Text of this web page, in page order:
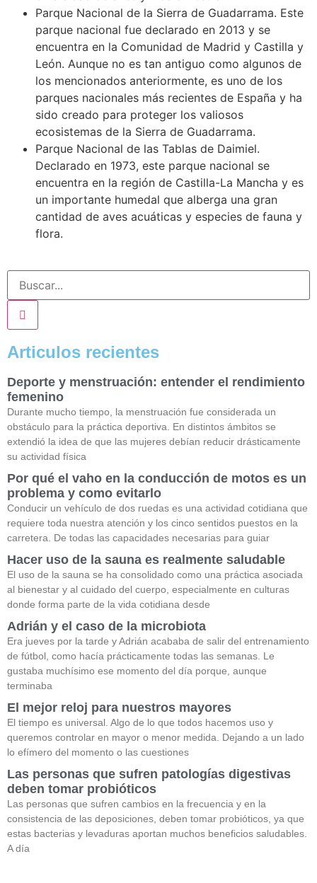
Parque Nacional de la Sierra de Guadarrama. Este
parque nacional fue declarado en 2013 y se
encuentra en la Comunidad de Madrid y Castilla y
León. Aunque no es tan antiguo como algunos de
los mencionados anteriormente, es uno de los
parques nacionales más recientes de España y ha
sido creado para proteger los valiosos
ecosistemas de la Sierra de Guadarrama.
Parque Nacional de las Tablas de Daimiel.
Declarado en 1973, este parque nacional se
encuentra en la región de Castilla-La Mancha y es
un importante humedal que alberga una gran
cantidad de aves acuáticas y especies de fauna y
flora.
Articulos recientes
Deporte y menstruación: entender el rendimiento
femenino
Durante mucho tiempo, la menstruación fue considerada un
obstáculo para la práctica deportiva. En distintos ámbitos se
extendió la idea de que las mujeres debían reducir drásticamente
su actividad física
Por qué el vaho en la conducción de motos es un
problema y como evitarlo
Conducir un vehículo de dos ruedas es una actividad cotidiana que
requiere toda nuestra atención y los cinco sentidos puestos en la
carretera. De todas las capacidades necesarias para guiar
Hacer uso de la sauna es realmente saludable
El uso de la sauna se ha consolidado como una práctica asociada
al bienestar y al cuidado del cuerpo, especialmente en culturas
donde forma parte de la vida cotidiana desde
Adrián y el caso de la microbiota
Era jueves por la tarde y Adrián acababa de salir del entrenamiento
de fútbol, como hacía prácticamente todas las semanas. Le
gustaba muchísimo ese momento del día porque, aunque
terminaba
El mejor reloj para nuestros mayores
El tiempo es universal. Algo de lo que todos hacemos uso y
queremos controlar en mayor o menor medida. Dejando a un lado
lo efímero del momento o las cuestiones
Las personas que sufren patologías digestivas
deben tomar probióticos
Las personas que sufren cambios en la frecuencia y en la
consistencia de las deposiciones, deben tomar probióticos, ya que
estas bacterias y levaduras aportan muchos beneficios saludables.
A día